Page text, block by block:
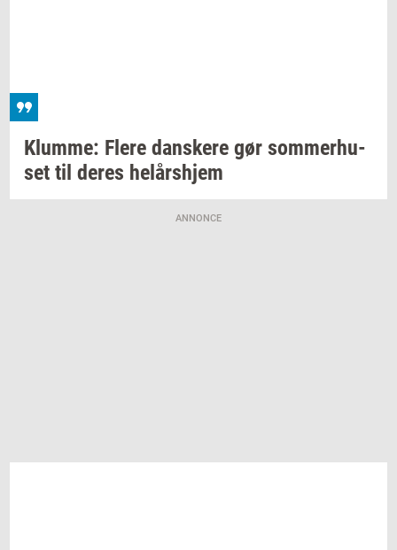
Klum­me: Flere dan­ske­re gør som­mer­hu­
set til deres helårs­hjem
ANNONCE